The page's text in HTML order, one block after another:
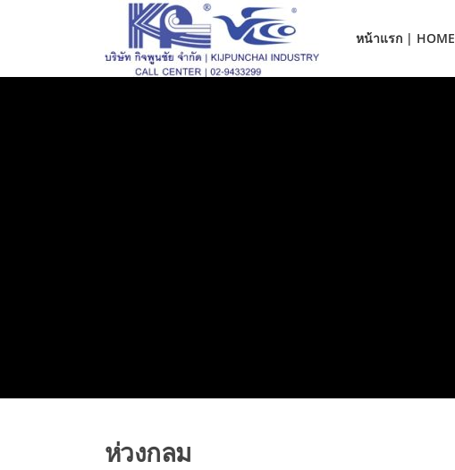
เนื้อหา
หน้าแรก | HOME
ห่วงกลม